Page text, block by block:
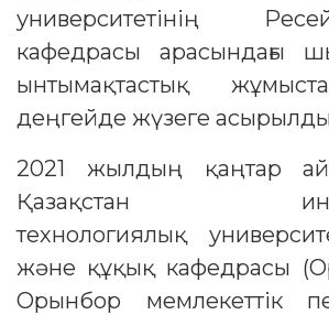
университетінің
кафедрасы арасындағы
ынтымақтастық
деңгейде жүзеге
2021 жылдың қаңтар
Қазақстан
технологиялық
және құқық кафедрасы
Орынбор мемлекеттік